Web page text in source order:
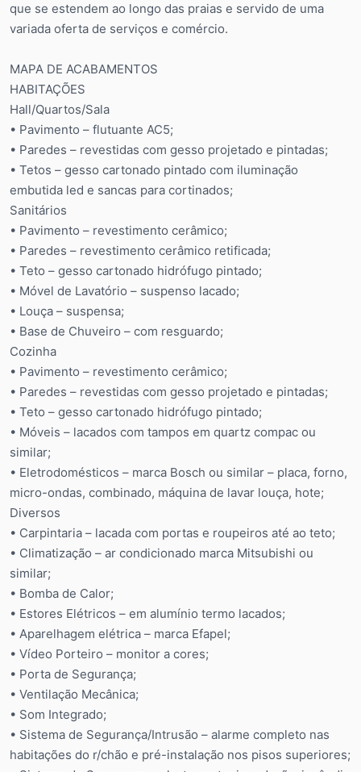
que se estendem ao longo das praias e servido de uma
variada oferta de serviços e comércio.
MAPA DE ACABAMENTOS
HABITAÇÕES
Hall/Quartos/Sala
• Pavimento – flutuante AC5;
• Paredes – revestidas com gesso projetado e pintadas;
• Tetos – gesso cartonado pintado com iluminação
embutida led e sancas para cortinados;
Sanitários
• Pavimento – revestimento cerâmico;
• Paredes – revestimento cerâmico retificada;
• Teto – gesso cartonado hidrófugo pintado;
• Móvel de Lavatório – suspenso lacado;
• Louça – suspensa;
• Base de Chuveiro – com resguardo;
Cozinha
• Pavimento – revestimento cerâmico;
• Paredes – revestidas com gesso projetado e pintadas;
• Teto – gesso cartonado hidrófugo pintado;
• Móveis – lacados com tampos em quartz compac ou
similar;
• Eletrodomésticos – marca Bosch ou similar – placa, forno,
micro-ondas, combinado, máquina de lavar louça, hote;
Diversos
• Carpintaria – lacada com portas e roupeiros até ao teto;
• Climatização – ar condicionado marca Mitsubishi ou
similar;
• Bomba de Calor;
• Estores Elétricos – em alumínio termo lacados;
• Aparelhagem elétrica – marca Efapel;
• Vídeo Porteiro – monitor a cores;
• Porta de Segurança;
• Ventilação Mecânica;
• Som Integrado;
• Sistema de Segurança/Intrusão – alarme completo nas
habitações do r/chão e pré-instalação nos pisos superiores;